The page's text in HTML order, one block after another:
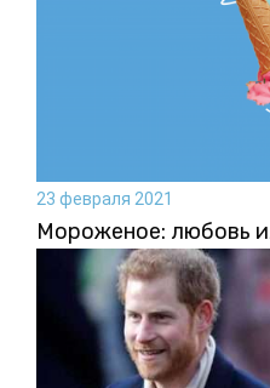
23 февраля 2021
Мороженое: любовь